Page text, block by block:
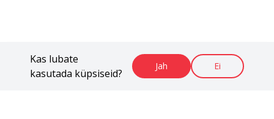
Kas lubate
kasutada küpsiseid?
Jah Ei